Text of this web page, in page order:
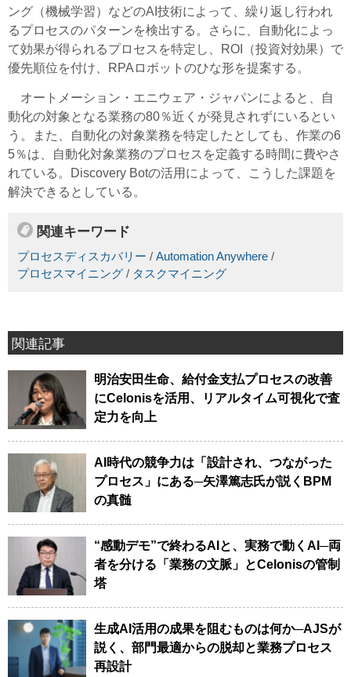
ング（機械学習）などのAI技術によって、繰り返し行われ
るプロセスのパターンを検出する。さらに、自動化によっ
て効果が得られるプロセスを特定し、ROI（投資対効果）で
優先順位を付け、RPAロボットのひな形を提案する。
オートメーション・エニウェア・ジャパンによると、自
動化の対象となる業務の80％近くが発見されずにいるとい
う。また、自動化の対象業務を特定したとしても、作業の6
5％は、自動化対象業務のプロセスを定義する時間に費やさ
れている。Discovery Botの活用によって、こうした課題を
解決できるとしている。
関連キーワード
プロセスディスカバリー / Automation Anywhere /
プロセスマイニング / タスクマイニング
関連記事
明治安田生命、給付金支払プロセスの改善
にCelonisを活用、リアルタイム可視化で査
定力を向上
AI時代の競争力は「設計され、つながった
プロセス」にある─矢澤篤志氏が説くBPM
の真髄
“感動デモ”で終わるAIと、実務で動くAI─両
者を分ける「業務の文脈」とCelonisの管制
塔
生成AI活用の成果を阻むものは何か─AJSが
説く、部門最適からの脱却と業務プロセス
再設計